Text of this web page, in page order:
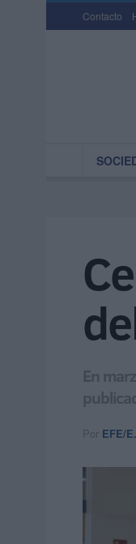
Contacto
En
Por EFE/